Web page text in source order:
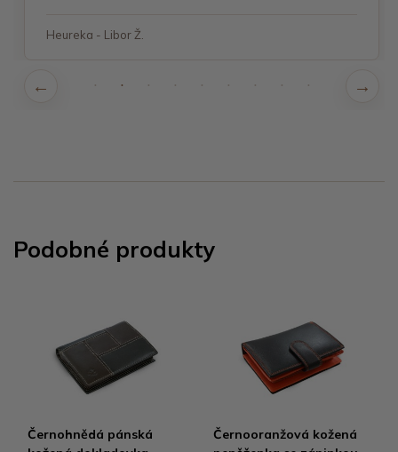
Heureka - Libor Ž.
Podobné produkty
Černohnědá pánská
Černooranžová kožená